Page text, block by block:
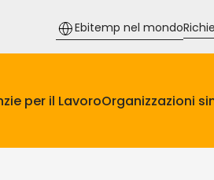
Ebitemp nel mondo
per il LavoroOrganizzazioni